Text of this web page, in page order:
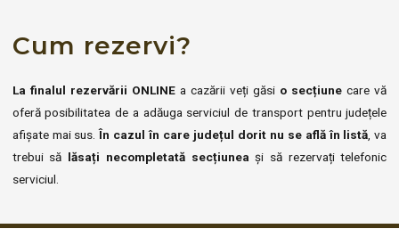
Cum rezervi?
La finalul rezervării ONLINEa cazării veți găsi o secțiune care vă
oferă posibilitatea de a adăuga serviciul de transport pentru județele
afișate mai sus.În cazul în care județul dorit nu se află în listă , va
trebui să lăsați necompletată secțiunea și să rezervați telefonic
serviciul.